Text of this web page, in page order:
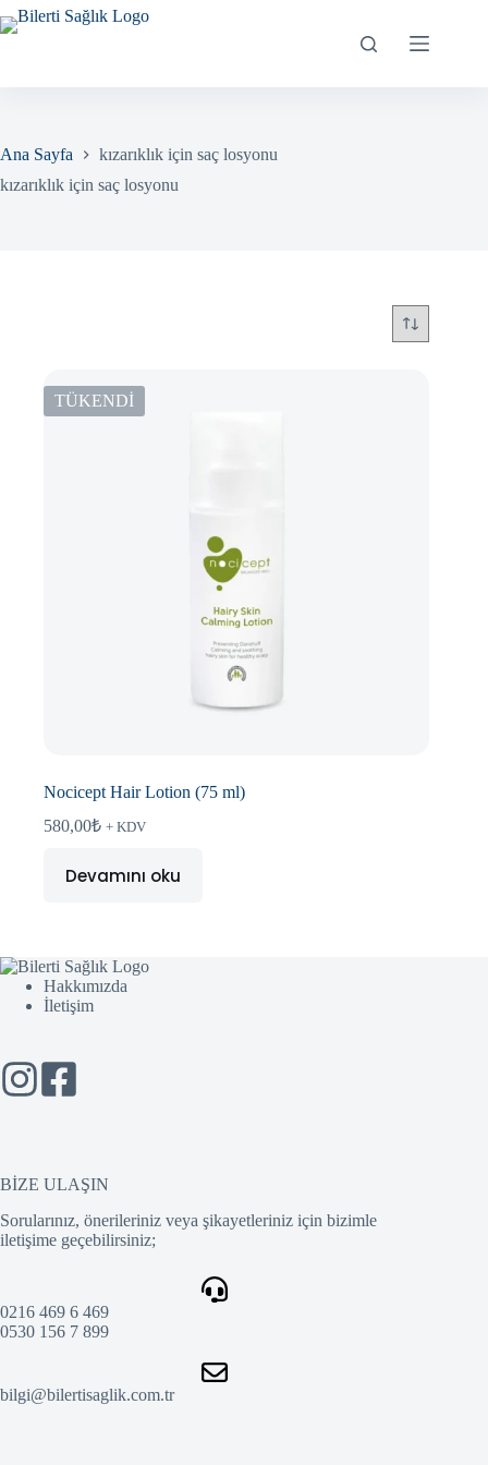
Skip
to
Ana Sayfa
kızarıklık için saç losyonu
kızarıklık için saç losyonu
TÜKENDİ
Nocicept Hair Lotion (75 ml)
580,00₺ + KDV
Devamını oku
Hakkımızda
İletişim
BİZE ULAŞIN
Sorularınız, önerileriniz veya şikayetleriniz için bizimle
iletişime geçebilirsiniz;
0216 469 6 469
0530 156 7 899
bilgi@bilertisaglik.com.tr